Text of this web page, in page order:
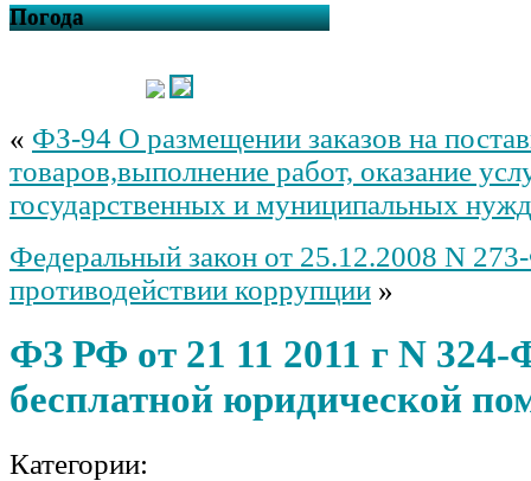
Погода
« ФЗ-94 О размещении заказов на
товаров,выполнение работ, оказание
государственных и муниципальных нужд
Федеральный закон от 25.12.2008 N
противодействии коррупции »
ФЗ РФ от 21 11 2011 г N
бесплатной юридической
Категории: